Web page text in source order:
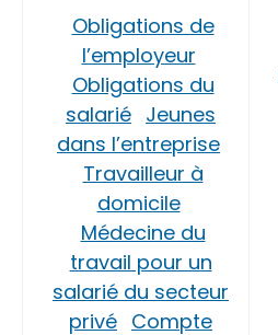
Obligations de
l’employeur
Obligations du
salarié Jeunes
dans l’entreprise
Travailleur à
domicile
Médecine du
travail pour un
salarié du secteur
privé Compte